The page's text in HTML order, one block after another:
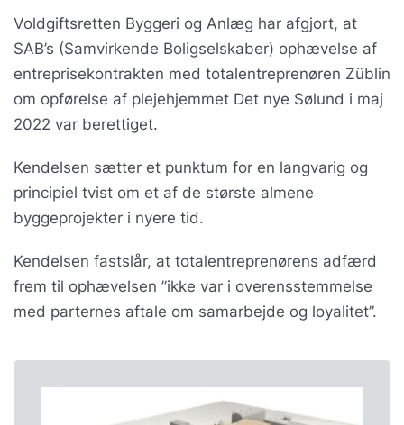
Voldgiftsretten Byggeri og Anlæg har afgjort, at
SAB’s (Samvirkende Boligselskaber) ophævelse af
entreprisekontrakten med totalentreprenøren Züblin
om opførelse af plejehjemmet Det nye Sølund i maj
2022 var berettiget.
Kendelsen sætter et punktum for en langvarig og
principiel tvist om et af de største almene
byggeprojekter i nyere tid.
Kendelsen fastslår, at totalentreprenørens adfærd
frem til ophævelsen ”ikke var i overensstemmelse
med parternes aftale om samarbejde og loyalitet”.